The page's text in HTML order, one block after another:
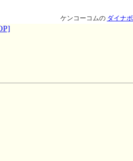
ケンコーコムの ダイナ